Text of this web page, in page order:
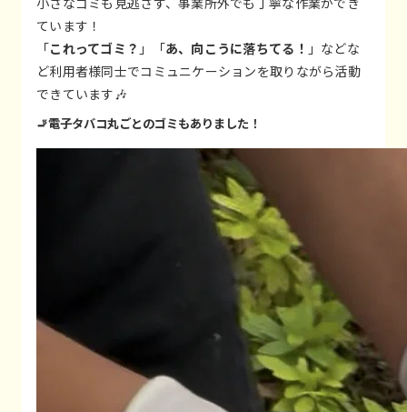
ています！
「これってゴミ？ 」「あ、向こうに落ちてる！ 」などな
ど利用者様同士でコミュニケーションを取りながら活動
できています🎶
🚬電子タバコ丸ごとのゴミもありました！